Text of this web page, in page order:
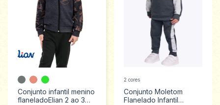
Conjunto infantil menino
flaneladoElian 2 ao 3
Conjunto Moletom
Flanelado Infantil
2 cores